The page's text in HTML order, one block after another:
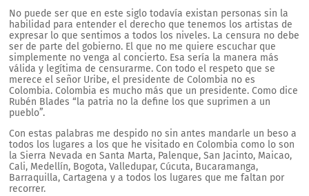
No puede ser que en este siglo todavía existan personas sin la
habilidad para entender el derecho que tenemos los artistas de
expresar lo que sentimos a todos los niveles. La censura no debe
ser de parte del gobierno. El que no me quiere escuchar que
simplemente no venga al concierto. Esa sería la manera más
válida y legítima de censurarme. Con todo el respeto que se
merece el señor Uribe, el presidente de Colombia no es
Colombia. Colombia es mucho más que un presidente. Como dice
Rubén Blades “la patria no la define los que suprimen a un
pueblo”.
Con estas palabras me despido no sin antes mandarle un beso a
todos los lugares a los que he visitado en Colombia como lo son
la Sierra Nevada en Santa Marta, Palenque, San Jacinto, Maicao,
Cali, Medellín, Bogota, Valledupar, Cúcuta, Bucaramanga,
Barraquilla, Cartagena y a todos los lugares que me faltan por
recorrer.